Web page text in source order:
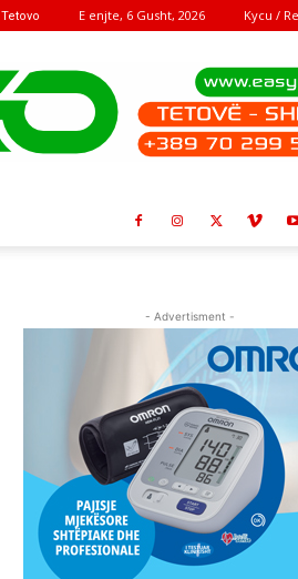
Tetovo E enjte, 6 Gusht, 2026 Kycu /
- Advertisment -